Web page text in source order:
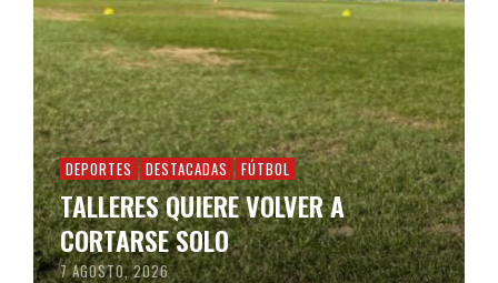
DEPORTES DESTACADAS FÚTBOL
TALLERES QUIERE VOLVER A
CORTARSE SOLO
7 AGOSTO, 2026